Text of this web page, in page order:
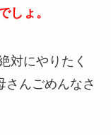
しょ。
対にやりたく
さんごめんなさ